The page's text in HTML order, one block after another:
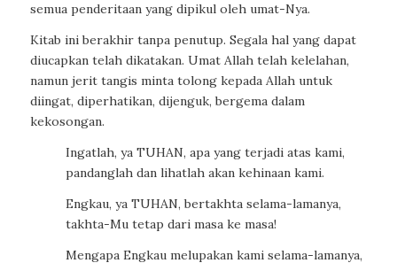
semua penderitaan yang dipikul oleh umat-Nya.
Kitab ini berakhir tanpa penutup. Segala hal yang dapat
diucapkan telah dikatakan. Umat Allah telah kelelahan,
namun jerit tangis minta tolong kepada Allah untuk
diingat, diperhatikan, dijenguk, bergema dalam
kekosongan.
Ingatlah, ya TUHAN, apa yang terjadi atas kami,
pandanglah dan lihatlah akan kehinaan kami.
Engkau, ya TUHAN, bertakhta selama-lamanya,
takhta-Mu tetap dari masa ke masa!
Mengapa Engkau melupakan kami selama-lamanya,